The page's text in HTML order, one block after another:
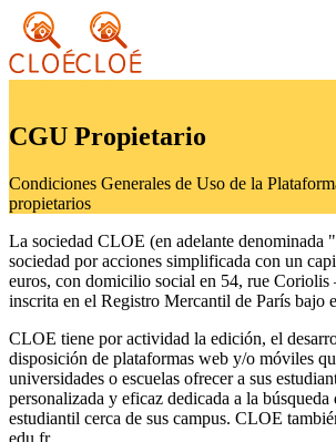
CGU Propietario
Condiciones Generales de Uso de la
propietarios
La sociedad CLOE (en adelante denominada
sociedad por acciones simplificada con un
euros, con domicilio social en 54, rue Coriolis
inscrita en el Registro Mercantil de París bajo
CLOE tiene por actividad la edición, el
disposición de plataformas web y/o móviles
universidades o escuelas ofrecer a sus
personalizada y eficaz dedicada a la
estudiantil cerca de sus campus. CLOE
edu.fr.